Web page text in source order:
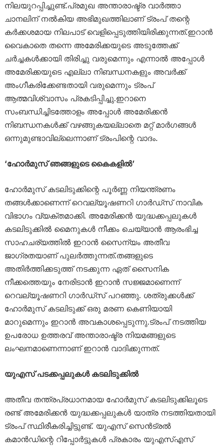
നിലയുറപ്പിച്ചുണ്ട്.പ്രമുഖ അന്താരാഷ്ട്ര വാർത്താ
ചാനലിന് നൽകിയ അഭിമുഖത്തിലാണ് ട്രംപ് തന്റെ
കർക്കശമായ നിലപാട് വെളിപ്പെടുത്തിയിരിക്കുന്നത്.ഇറാൻ
വൈകാതെ തന്നെ അമേരിക്കയുടെ അടുത്തേക്ക്
ചർച്ചകൾക്കായി തിരിച്ചു വരുമെന്നും എന്നാൽ അപ്പോൾ
അമേരിക്കയുടെ എല്ലാ നിബന്ധനകളും അവർക്ക്
അംഗീകരിക്കേണ്ടതായി വരുമെന്നും ട്രംപ്
ആത്മവിശ്വാസം പ്രകടിപ്പിച്ചു.ഇറാനെ
സംബന്ധിച്ചിടത്തോളം അപ്പോൾ അമേരിക്കൻ
നിബന്ധനകൾക്ക് വഴങ്ങുകയല്ലാതെ മറ്റ് മാർഗങ്ങൾ
ഒന്നുമുണ്ടാവില്ലെന്നാണ് ട്രംപിന്റെ വാദം.
‘ഹോർമുസ് ഞങ്ങളുടെ കൈകളിൽ’
ഹോർമുസ് കടലിടുക്കിന്റെ പൂർണ്ണ നിയന്ത്രണം
തങ്ങൾക്കാണെന്ന് റെവല്യൂഷണറി ഗാർഡ്‌സ് നാവിക
വിഭാഗം വ്യക്തമാക്കി. അമേരിക്കൻ യുദ്ധക്കപ്പലുകൾ
കടലിടുക്കിൽ മൈനുകൾ നീക്കം ചെയ്യാൻ ആരംഭിച്ച
സാഹചര്യത്തിൽ ഇറാൻ സൈന്യം അതീവ
ജാഗ്രതയാണ് പുലർത്തുന്നത്.തങ്ങളുടെ
അതിർത്തിക്കടുത്ത് നടക്കുന്ന ഏത് സൈനിക
നീക്കത്തെയും നേരിടാൻ ഇറാൻ സജ്ജമാണെന്ന്
റെവല്യൂഷണറി ഗാർഡ്‌സ് പറഞ്ഞു. ശത്രുക്കൾക്ക്
ഹോർമുസ് കടലിടുക്ക് ഒരു മരണ കെണിയായി
മാറുമെന്നും ഇറാൻ അവകാശപ്പെടുന്നു.ട്രംപ് നടത്തിയ
ഉപരോധ ഉത്തരവ് അന്താരാഷ്ട്ര നിയമങ്ങളുടെ
ലംഘനമാണെന്നാണ് ഇറാൻ വാദിക്കുന്നത്.
യുഎസ് പടക്കപ്പലുകൾ കടലിടുക്കിൽ
അതീവ തന്ത്രപ്രധാനമായ ഹോർമുസ് കടലിടുക്കിലൂടെ
രണ്ട് അമേരിക്കൻ യുദ്ധക്കപ്പലുകൾ യാത്ര നടത്തിയതായി
ട്രംപ് സ്ഥിരീകരിച്ചിട്ടുണ്ട്. യുഎസ് സെൻട്രൽ
കമാൻഡിന്റെ റിപ്പോർട്ടുകൾ പ്രകാരം യുഎസ്എസ്